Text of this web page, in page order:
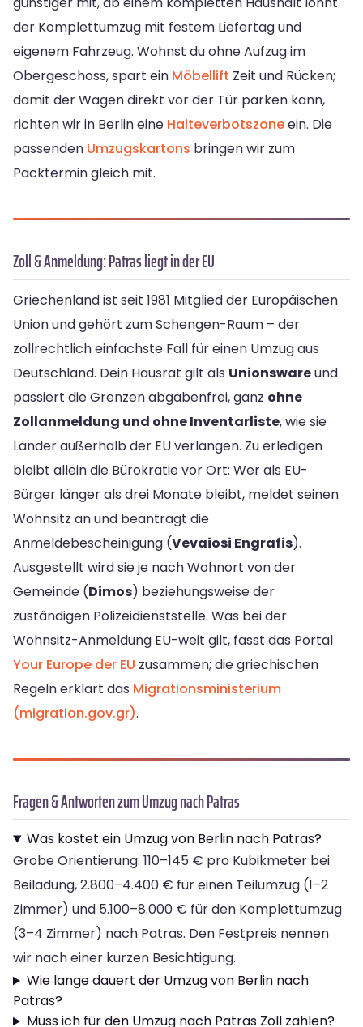
der Komplettumzug mit festem Liefertag und
eigenem Fahrzeug. Wohnst du ohne Aufzug im
Obergeschoss, spart ein Möbellift Zeit und Rücken;
damit der Wagen direkt vor der Tür parken kann,
richten wir in Berlin eine Halteverbotszoneein. Die
passenden Umzugskartons bringen wir zum
Packtermin gleich mit.
Zoll & Anmeldung: Patras liegt in der EU
Griechenland ist seit 1981 Mitglied der Europäischen
Union und gehört zum Schengen-Raum – der
zollrechtlich einfachste Fall für einen Umzug aus
Deutschland. Dein Hausrat gilt als Unionswareund
passiert die Grenzen abgabenfrei, ganz ohne
Zollanmeldung und ohne Inventarliste, wie sie
Länder außerhalb der EU verlangen. Zu erledigen
bleibt allein die Bürokratie vor Ort: Wer als EU-
Bürger länger als drei Monate bleibt, meldet seinen
Wohnsitz an und beantragt die
Anmeldebescheinigung (Vevaiosi Engrafis).
Ausgestellt wird sie je nach Wohnort von der
Gemeinde (Dimos) beziehungsweise der
zuständigen Polizeidienststelle. Was bei der
Wohnsitz-Anmeldung EU-weit gilt, fasst das Portal
Your Europe der EU zusammen; die griechischen
Regeln erklärt das Migrationsministerium
(migration.gov.gr).
Fragen & Antworten zum Umzug nach Patras
Was kostet ein Umzug von Berlin nach Patras?
Grobe Orientierung: 110–145 € pro Kubikmeter bei
Beiladung, 2.800–4.400 € für einen Teilumzug (1–2
Zimmer) und 5.100–8.000 € für den Komplettumzug
(3–4 Zimmer) nach Patras. Den Festpreis nennen
wir nach einer kurzen Besichtigung.
Wie lange dauert der Umzug von Berlin nach
Patras?
Muss ich für den Umzug nach Patras Zoll zahlen?